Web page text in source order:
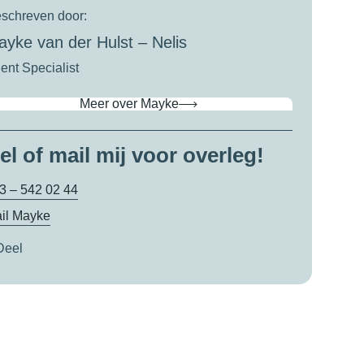
door:
van der Hulst – Nelis
Specialist
Meer over Mayke
of mail mij voor overleg!
– 542 02 44
Mayke